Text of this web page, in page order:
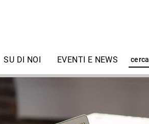
SU DI NOI EVENTI E NEWS